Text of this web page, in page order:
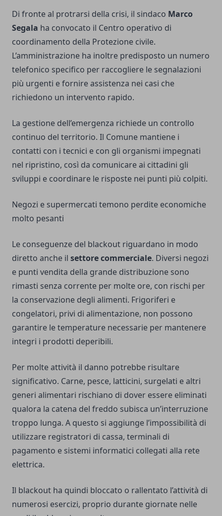
Di fronte al protrarsi della crisi, il sindaco Marco
Segala ha convocato il Centro operativo di
coordinamento della Protezione civile.
L’amministrazione ha inoltre predisposto un numero
telefonico specifico per raccogliere le segnalazioni
più urgenti e fornire assistenza nei casi che
richiedono un intervento rapido.
La gestione dell’emergenza richiede un controllo
continuo del territorio. Il Comune mantiene i
contatti con i tecnici e con gli organismi impegnati
nel ripristino, così da comunicare ai cittadini gli
sviluppi e coordinare le risposte nei punti più colpiti.
Negozi e supermercati temono perdite economiche
molto pesanti
Le conseguenze del blackout riguardano in modo
diretto anche il settore commerciale. Diversi negozi
e punti vendita della grande distribuzione sono
rimasti senza corrente per molte ore, con rischi per
la conservazione degli alimenti. Frigoriferi e
congelatori, privi di alimentazione, non possono
garantire le temperature necessarie per mantenere
integri i prodotti deperibili.
Per molte attività il danno potrebbe risultare
significativo. Carne, pesce, latticini, surgelati e altri
generi alimentari rischiano di dover essere eliminati
qualora la catena del freddo subisca un’interruzione
troppo lunga. A questo si aggiunge l’impossibilità di
utilizzare registratori di cassa, terminali di
pagamento e sistemi informatici collegati alla rete
elettrica.
Il blackout ha quindi bloccato o rallentato l’attività di
numerosi esercizi, proprio durante giornate nelle